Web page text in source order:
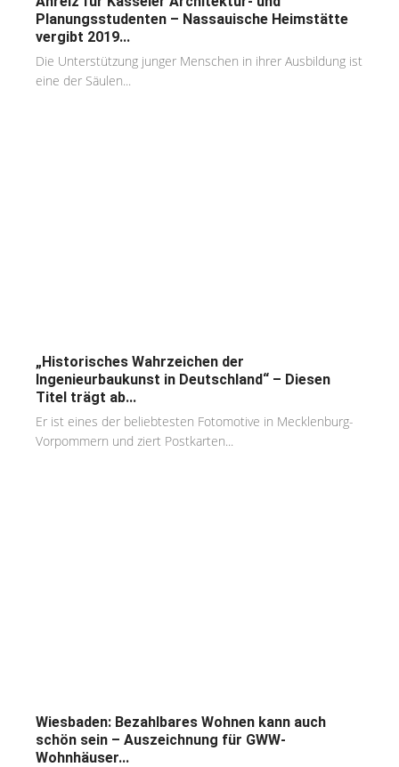
Planungsstudenten – Nassauische Heimstätte
vergibt 2019...
Die Unterstützung junger Menschen in ihrer Ausbildung ist
eine der Säulen...
„Historisches Wahrzeichen der
Ingenieurbaukunst in Deutschland“ – Diesen
Titel trägt ab...
Er ist eines der beliebtesten Fotomotive in Mecklenburg-
Vorpommern und ziert Postkarten...
Wiesbaden: Bezahlbares Wohnen kann auch
schön sein – Auszeichnung für GWW-
Wohnhäuser...